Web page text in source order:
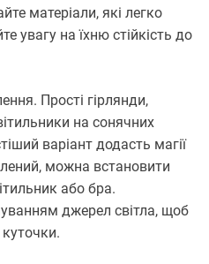
матеріали, які легко
увагу на їхню стійкість до
Прості гірлянди,
на сонячних
варіант додасть магії
можна встановити
або бра.
джерел світла, щоб